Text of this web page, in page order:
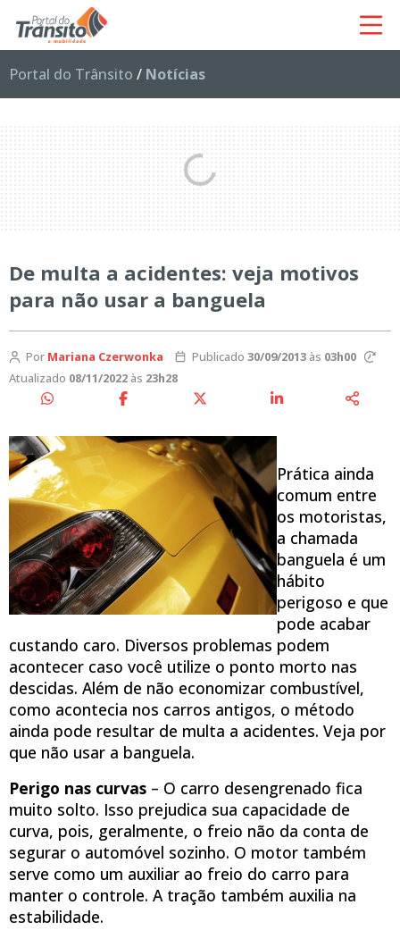
Portal do Trânsito / Notícias
De multa a acidentes: veja motivos
para não usar a banguela
Por Mariana Czerwonka Publicado 30/09/2013às 03h00
Atualizado 08/11/2022 às 23h28
Prática ainda
comum entre
os motoristas,
a chamada
banguela é um
hábito
perigoso e que
pode acabar
custando caro. Diversos problemas podem
acontecer caso você utilize o ponto morto nas
descidas. Além de não economizar combustível,
como acontecia nos carros antigos, o método
ainda pode resultar de multa a acidentes. Veja por
que não usar a banguela.
Perigo nas curvas – O carro desengrenado fica
muito solto. Isso prejudica sua capacidade de
curva, pois, geralmente, o freio não da conta de
segurar o automóvel sozinho. O motor também
serve como um auxiliar ao freio do carro para
manter o controle. A tração também auxilia na
estabilidade.